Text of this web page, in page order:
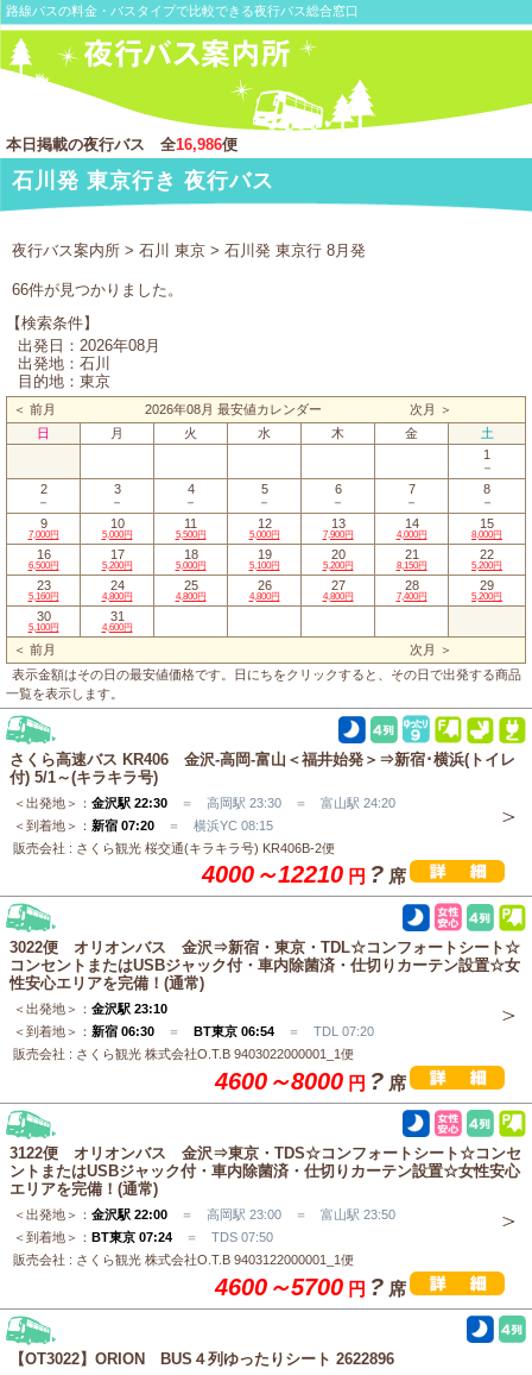
路線バスの料金・バスタイプで比較できる夜行バス総合窓口
本日掲載の夜行バス 全16,986便
石川発 東京行き 夜行バス
夜行バス案内所 > 石川 東京 > 石川発 東京行 8月発
66件が見つかりました。
【検索条件】
出発日：2026年08月
出発地：石川
目的地：東京
＜ 前月 2026年08月 最安値カレンダー
次月 ＞
日
月 火 水 木 金
土
1
－
2
－
3
－
4
－
5
－
6
－
7
－
8
－
9
7,000円
10
5,000円
11
5,500円
12
5,000円
13
7,900円
14
4,000円
15
8,000円
16
6,500円
17
5,200円
18
5,000円
19
5,100円
20
5,200円
21
8,150円
22
5,200円
23
5,160円
24
4,800円
25
4,800円
26
4,800円
27
4,800円
28
7,400円
29
5,200円
30
5,100円
31
4,600円
＜ 前月
次月 ＞
表示金額はその日の最安値価格です。日にちをクリックすると、その日で出発する商品
一覧を表示します。
さくら高速バス KR406 金沢-高岡-富山＜福井始発＞⇒新宿･横浜(トイレ
付) 5/1～(キラキラ号)
＜出発地＞： 金沢駅 22:30 ＝ 高岡駅 23:30 ＝ 富山駅 24:20
＜到着地＞： 新宿 07:20 ＝ 横浜YC 08:15
販売会社 : さくら観光 桜交通(キラキラ号) KR406B-2便
4000～12210 円 ? 席
3022便 オリオンバス 金沢⇒新宿・東京・TDL☆コンフォートシート☆
コンセントまたはUSBジャック付・車内除菌済・仕切りカーテン設置☆女
性安心エリアを完備！(通常)
＜出発地＞： 金沢駅 23:10
＜到着地＞： 新宿 06:30 ＝ BT東京 06:54 ＝ TDL 07:20
販売会社 : さくら観光 株式会社O.T.B 9403022000001_1便
4600～8000 円 ? 席
3122便 オリオンバス 金沢⇒東京・TDS☆コンフォートシート☆コンセ
ントまたはUSBジャック付・車内除菌済・仕切りカーテン設置☆女性安心
エリアを完備！(通常)
＜出発地＞： 金沢駅 22:00 ＝ 高岡駅 23:00 ＝ 富山駅 23:50
＜到着地＞： BT東京 07:24 ＝ TDS 07:50
販売会社 : さくら観光 株式会社O.T.B 9403122000001_1便
4600～5700 円 ? 席
【OT3022】ORION BUS４列ゆったりシート 2622896